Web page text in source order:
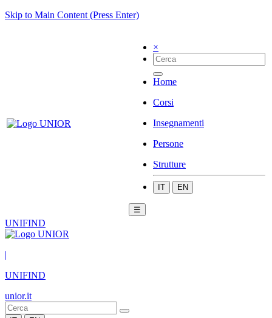
Skip to Main Content (Press Enter)
×
Home
Corsi
Insegnamenti
Persone
Strutture
IT EN
☰
UNIFIND
|
UNIFIND
unior.it